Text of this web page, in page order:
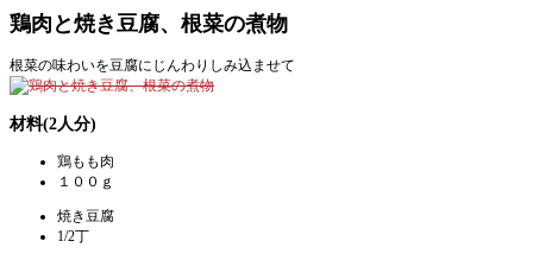
鶏肉と焼き豆腐、根菜の煮物
根菜の味わいを豆腐にじんわりしみ込ませて
材料(2人分)
鶏もも肉
１００ｇ
焼き豆腐
1/2丁